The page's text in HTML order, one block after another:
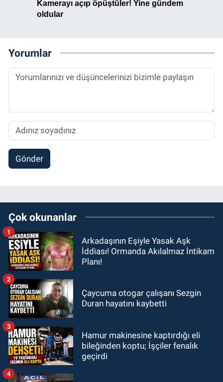
Yorumlar
Gönder
Çok okunanlar
Arkadaşının Eşiyle Yasak Aşk
İddiası! Ormanda Akılalmaz İntikam
Planı!
1
Çaycuma otogar çalışanı Sezgin
Duran hayatını kaybetti
2
Hamur makinesine kaptırdığı eli
bileğinden koptu; İşçiler fenalık
geçirdi
3
4